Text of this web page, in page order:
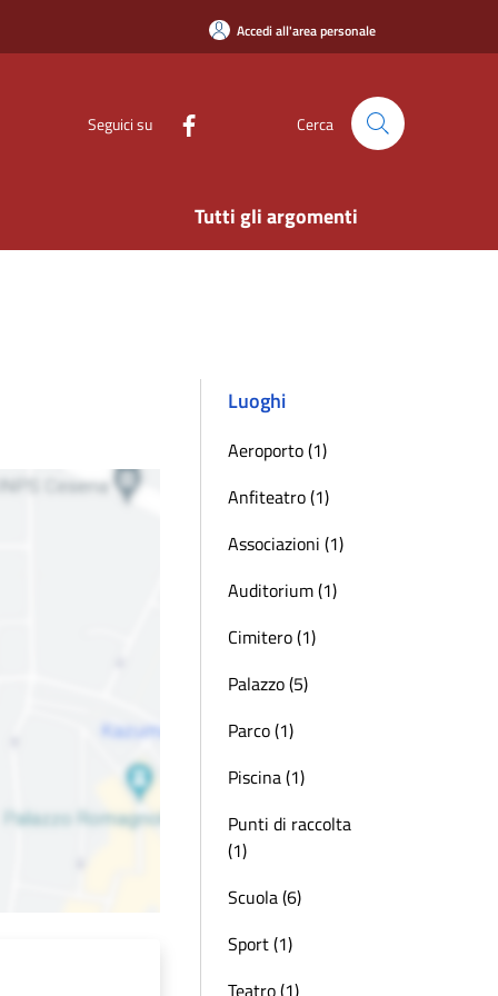
Accedi all'area personale
Seguici su Cerca
Tutti gli argomenti
Luoghi
Aeroporto (1)
Anfiteatro (1)
Associazioni (1)
Auditorium (1)
Cimitero (1)
Palazzo (5)
Parco (1)
Piscina (1)
Punti di raccolta
(1)
Scuola (6)
Sport (1)
Teatro (1)